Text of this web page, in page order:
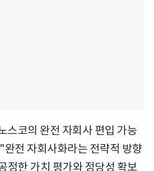
스코의 완전 자회사 편입 가능
전 자회사화라는 전략적 방향
정한 가치 평가와 정당성 확보